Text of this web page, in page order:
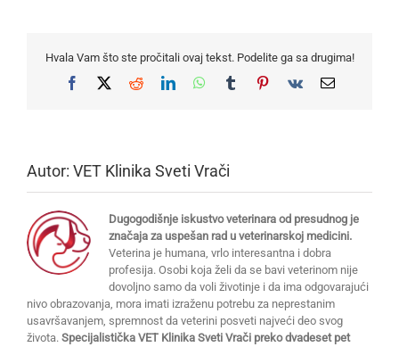
Hvala Vam što ste pročitali ovaj tekst. Podelite ga sa drugima!
Facebook
X RedditLinkedInWhatsApp
TumblrPinterest
Vk Email
Autor: VET Klinika Sveti Vrači
Dugogodišnje iskustvo veterinara od presudnog je
značaja za uspešan rad u veterinarskoj medicini.
Veterina je humana, vrlo interesantna i dobra
profesija. Osobi koja želi da se bavi veterinom nije
dovoljno samo da voli životinje i da ima odgovarajući
nivo obrazovanja, mora imati izraženu potrebu za neprestanim
usavršavanjem, spremnost da veterini posveti najveći deo svog
života. Specijalistička VET Klinika Sveti Vrači preko dvadeset pet